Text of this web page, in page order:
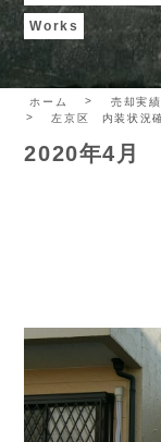
Works
ホーム
売却実績
左京区 内装状況
2020年4月